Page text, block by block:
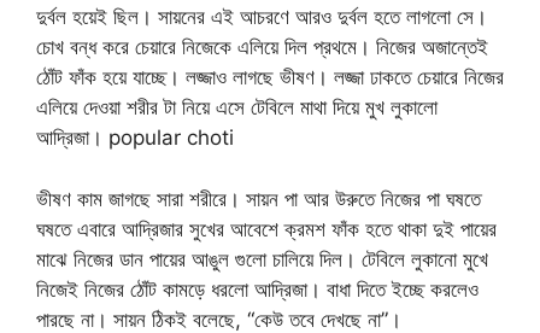
দুর্বল হয়েই ছিল। সায়নের এই আচরণে আরও দুর্বল হতে লাগলো সে।
চোখ বন্ধ করে চেয়ারে নিজেকে এলিয়ে দিল প্রথমে। নিজের অজান্তেই
ঠোঁট ফাঁক হয়ে যাচ্ছে। লজ্জাও লাগছে ভীষণ। লজ্জা ঢাকতে চেয়ারে নিজের
এলিয়ে দেওয়া শরীর টা নিয়ে এসে টেবিলে মাথা দিয়ে মুখ লুকালো
আদ্রিজা। popular choti
ভীষণ কাম জাগছে সারা শরীরে। সায়ন পা আর উরুতে নিজের পা ঘষতে
ঘষতে এবারে আদ্রিজার সুখের আবেশে ক্রমশ ফাঁক হতে থাকা দুই পায়ের
মাঝে নিজের ডান পায়ের আঙুল গুলো চালিয়ে দিল। টেবিলে লুকানো মুখে
নিজেই নিজের ঠোঁট কামড়ে ধরলো আদ্রিজা। বাধা দিতে ইচ্ছে করলেও
পারছে না। সায়ন ঠিকই বলেছে, “কেউ তবে দেখছে না”।